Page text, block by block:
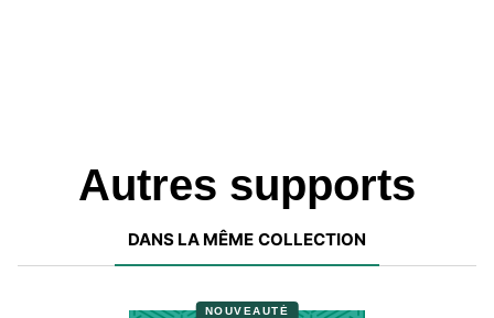
Autres supports
DANS LA MÊME COLLECTION
NOUVEAUTÉ